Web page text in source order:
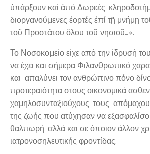
ὑπάρξουν καί ἀπό Δωρεές,
διοργανούμενες ἑορτές ἐπί τῇ μνήμῃ
τοῦ Προστάτου ὅλου τοῦ νησιοῦ…».
Το Νοσοκομείο είχε από την ίδρυσή
να έχει και σήμερα Φιλανθρωπικό
και απαλύνει τον ανθρώπινο πόνο
προτεραιότητα στους οικονομικά
χαμηλοσυνταξιούχους, τους
της ζωής που ατύχησαν να
θαλπωρή, αλλά και σε όποιον άλλον
ιατρονοσηλευτικής φροντίδας.